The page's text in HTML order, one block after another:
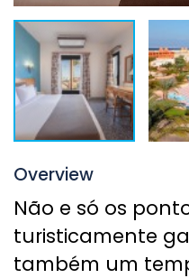
Overview
Não e só os
turisticamente
também um